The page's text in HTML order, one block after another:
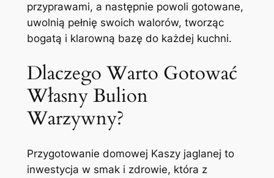
przyprawami, a następnie powoli gotowane,
uwolnią pełnię swoich walorów, tworząc
bogatą i klarowną bazę do każdej kuchni.
Dlaczego Warto Gotować
Własny Bulion
Warzywny?
Przygotowanie domowej Kaszy jaglanej to
inwestycja w smak i zdrowie, która z